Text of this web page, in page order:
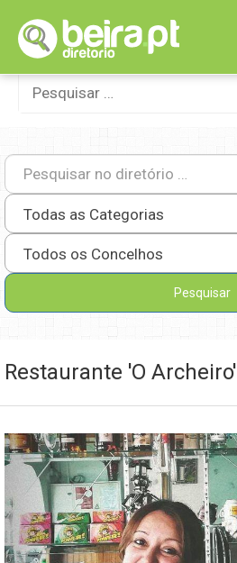
content
Procurar
por:
Todas as Categorias
Todos os Concelhos
Restaurante 'O Archeiro'